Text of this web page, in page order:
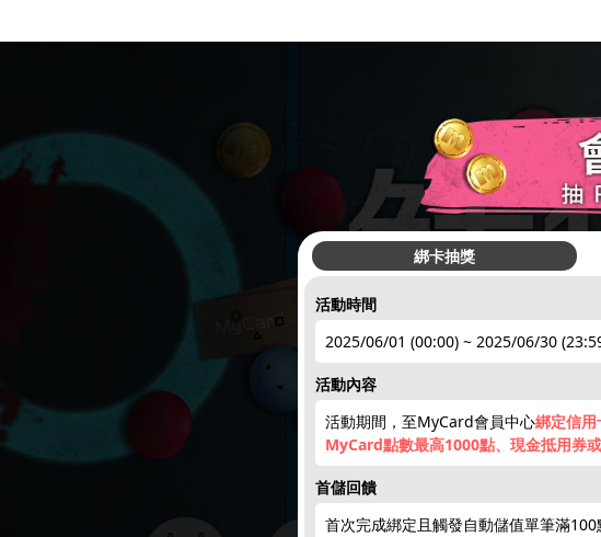
綁卡抽獎
活動時間
2025/06/01 (00:00) ~ 2025/06/30
活動內容
活動期間，至MyCard會員中心綁定信用
MyCard點數最高1000點、現金抵用券
首儲回饋
首次完成綁定且觸發自動儲值單筆滿100